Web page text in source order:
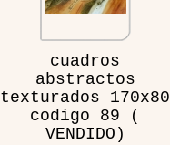
cuadros
abstractos
texturados 170x80
codigo 89 (
VENDIDO)